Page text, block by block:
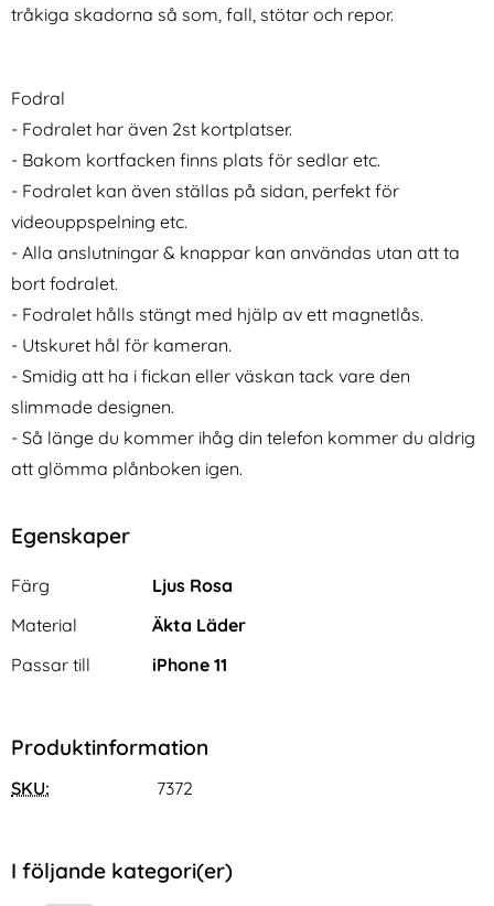
Kortfack Svart
iPhone 12 / 12 Pro - 2in1
Magnet Skal /
Plånboksfodral - Roséguld
Art. nr 15930
rea pris
161 krtidigare pris
161 kr
Tillgänglighet:
I lager
Köp
/ 12 Pro - 2in1 Magnet Skal / Plånboksfodral - Roséguld
17e/16e/14/13/13 Pro 2-PACK
Skärmskydd
Art. nr 202292
rea pris
194 krtidigare pris
194 kr
Tillgänglighet:
Spigen iPhone 17e/16e/14/13/13 Pro 2-
tråkiga skadorna så som, fall, stötar och repor.
Fodral
- Fodralet har även 2st kortplatser.
- Bakom kortfacken finns plats för sedlar etc.
- Fodralet kan även ställas på sidan, perfekt för
videouppspelning etc.
- Alla anslutningar & knappar kan användas utan att ta
bort fodralet.
- Fodralet hålls stängt med hjälp av ett magnetlås.
- Utskuret hål för kameran.
- Smidig att ha i fickan eller väskan tack vare den
slimmade designen.
- Så länge du kommer ihåg din telefon kommer du aldrig
att glömma plånboken igen.
Egenskaper
Egenskaper/attribut för denna produkt
Attribut
Färg
Ljus Rosa
Material
Äkta Läder
Passar till
iPhone 11
Produktinformation
SKU: 7372
I följande kategori(er)